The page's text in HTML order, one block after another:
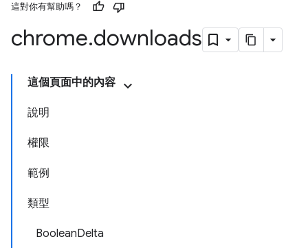
這對你有幫助嗎？
chrome.downloads
這個頁面中的內容
說明
權限
範例
類型
BooleanDelta